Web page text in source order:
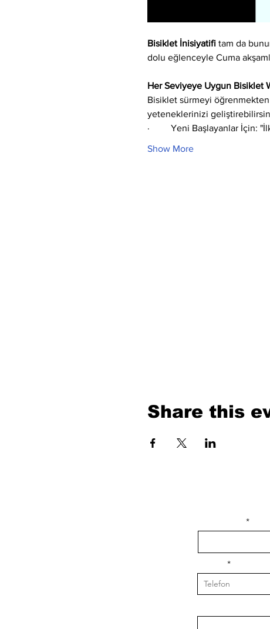
Bisiklet İnisiyatifi tam da
dolu eğlenceyle Cuma
Her Seviyeye Uygun Bisiklet
Bisiklet sürmeyi
yeteneklerinizi
·         Yeni Başlayanlar
Show More
Share this